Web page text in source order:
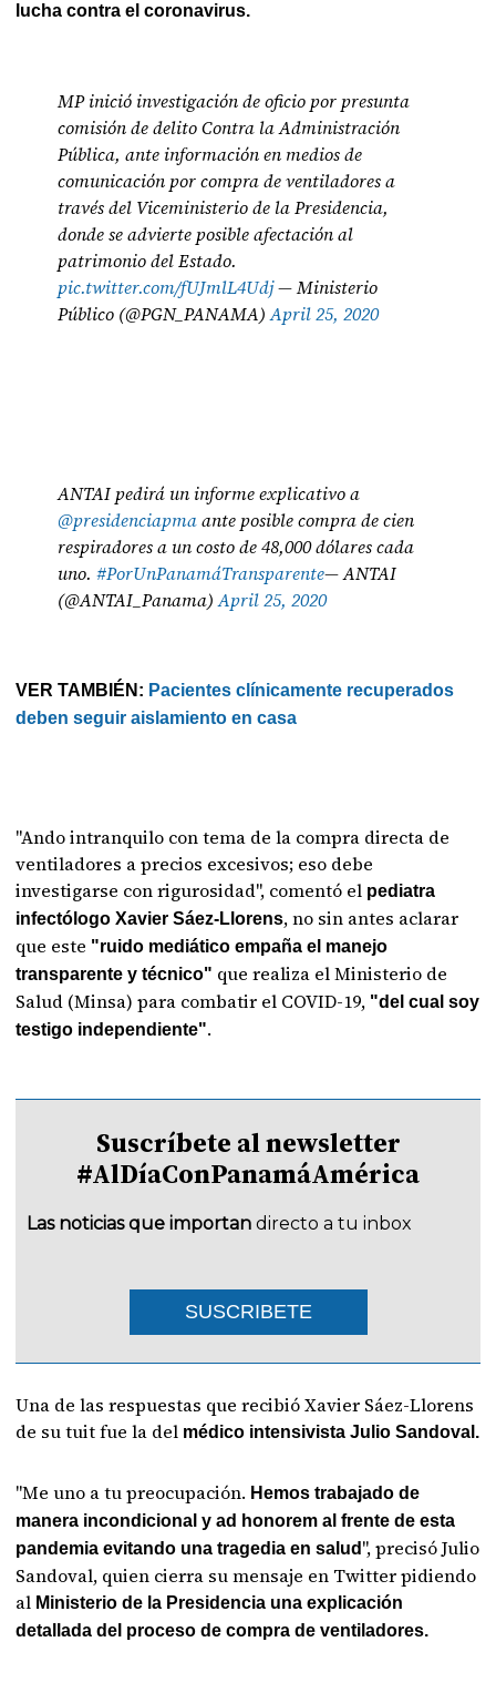
lucha contra el coronavirus.
MP inició investigación de oficio por presunta
comisión de delito Contra la Administración
Pública, ante información en medios de
comunicación por compra de ventiladores a
través del Viceministerio de la Presidencia,
donde se advierte posible afectación al
patrimonio del Estado.
pic.twitter.com/fUJmlL4Udj— Ministerio
Público (@PGN_PANAMA)April 25, 2020
ANTAI pedirá un informe explicativo a
@presidenciapmaante posible compra de cien
respiradores a un costo de 48,000 dólares cada
uno.#PorUnPanamáTransparente— ANTAI
(@ANTAI_Panama)April 25, 2020
VER TAMBIÉN: Pacientes clínicamente recuperados
deben seguir aislamiento en casa
"Ando intranquilo con tema de la compra directa de
ventiladores a precios excesivos; eso debe
investigarse con rigurosidad", comentó el pediatra
infectólogo Xavier Sáez-Llorens, no sin antes aclarar
que este "ruido mediático empaña el manejo
transparente y técnico" que realiza el Ministerio de
Salud (Minsa) para combatir el COVID-19, "del cual soy
testigo independiente".
Suscríbete al newsletter
#AlDíaConPanamáAmérica
Las noticias que importan directo a tu inbox
SUSCRIBETE
Una de las respuestas que recibió Xavier Sáez-Llorens
de su tuit fue la del médico intensivista Julio Sandoval.
"Me uno a tu preocupación. Hemos trabajado de
manera incondicional y ad honorem al frente de esta
pandemia evitando una tragedia en salud ", precisó Julio
Sandoval, quien cierra su mensaje en Twitter pidiendo
al Ministerio de la Presidencia una explicación
detallada del proceso de compra de ventiladores.